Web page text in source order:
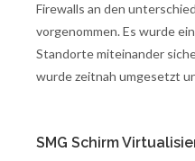
Firewalls an den
vorgenommen. Es wurde
Standorte miteinander
wurde zeitnah umgesetzt
SMG Schirm